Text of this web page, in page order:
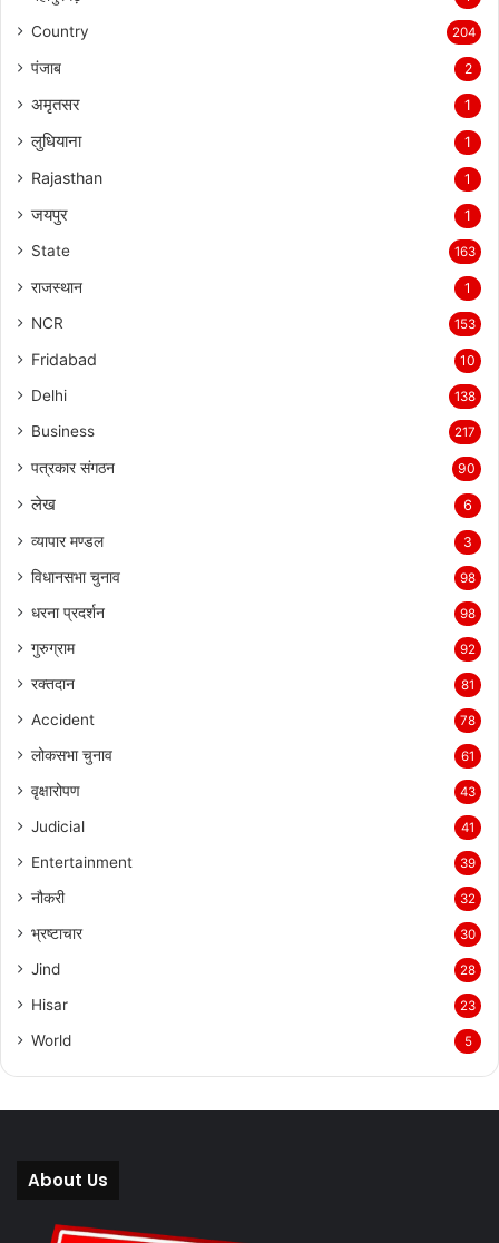
Country 204
पंजाब 2
अमृतसर 1
लुधियाना 1
Rajasthan 1
जयपुर 1
State 163
राजस्थान 1
NCR 153
Fridabad 10
Delhi 138
Business 217
पत्रकार संगठन 90
लेख 6
व्यापार मण्डल 3
विधानसभा चुनाव 98
धरना प्रदर्शन 98
गुरुग्राम 92
रक्तदान 81
Accident 78
लोकसभा चुनाव 61
वृक्षारोपण 43
Judicial 41
Entertainment 39
नौकरी 32
भ्रष्टाचार 30
Jind 28
Hisar 23
World 5
About Us